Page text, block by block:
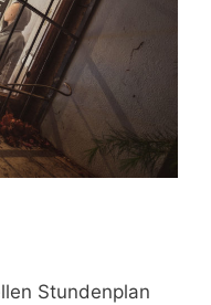
Stundenplan